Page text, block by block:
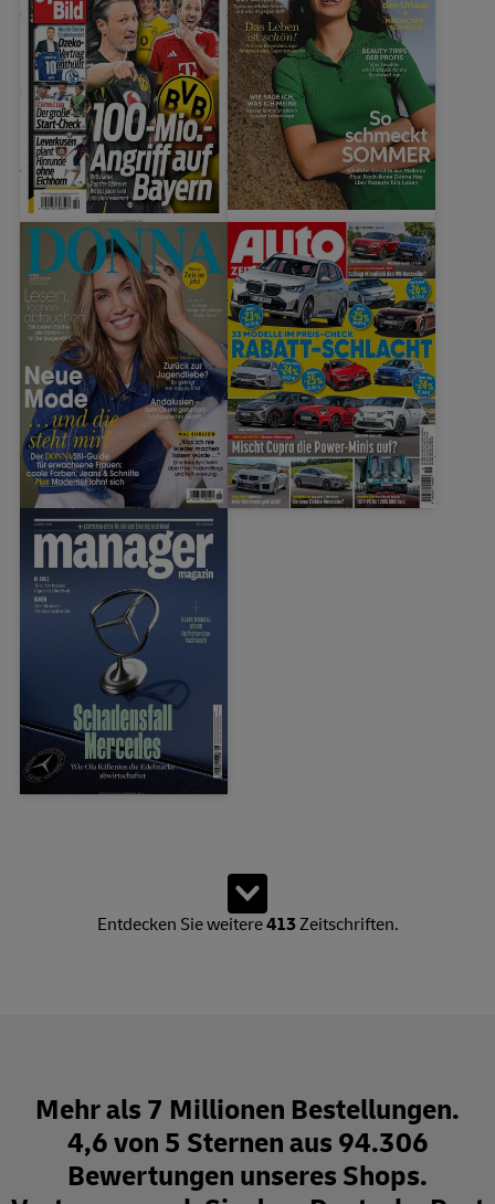
Zeige 15 von insgesamt 428 Produkten. Es sind weitere
Weitere Zeitschriften
Entdecken Sie weitere413Zeitschriften.
Mehr als 7 Millionen Bestellungen.
4,6 von 5 Sternen aus 94.306
Bewertungen unseres Shops.